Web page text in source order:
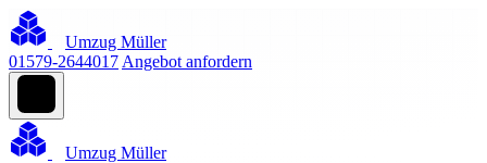
Umzug Müller
01579-2644017 Angebot anfordern
Umzug Müller